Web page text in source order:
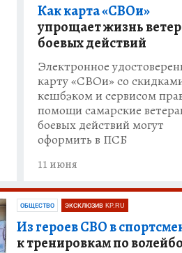
Как карта «СВОи»
упрощает жизнь
боевых действий
Электронное
карту «СВОи» со
кешбэком и сервисом
помощи самарские
боевых действий могут
оформить в ПСБ
11 июня
ОБЩЕСТВО ЭКСКЛЮЗИВ KP.RU
Из героев СВО в
к тренировкам по